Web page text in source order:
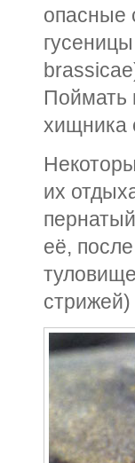
опасные
Поймать
хищника
их
её,
стрижей)